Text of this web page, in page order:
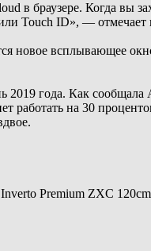
в браузере. Когда вы
Touch ID», — отмечает
новое всплывающее
года. Как
работать на 30
Premium ZXC